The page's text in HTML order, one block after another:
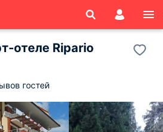
отеле Ripario
гостей